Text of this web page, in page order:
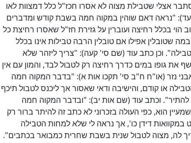
אצלי שטבילת מצוה לא אסרו חכז"ל כלל דמצוות לאו
קעד): "נראה דאם שוהין במקוה חמה בשבת קודש ומדברים
בכלל רחיצה ועוברין על גזירת חז"ל שאסרו רחיצת כל
שטובלין אפילו אם טובלין הרבה טבילות אינו בכלל
וכן כתב עוד (שם סי' קעה): "צריך ליזהר שלא
את גופו במים כדרך רחיצה רק לטבול לבד, והמון עם אין
אבני נזר (או"ח ח"ב סי' תקכו אות א): "בדבר המקוה חמה
או קודם, והישיבה ודאי שאסור אך ליכנס לטבול תיכף
וכתב עוד (שם אות יב): "ובדבר המקוה חמה
הוא, כפי העולה בזכרוני לא כתב זה להיתר ברור רק
דידן כו', אך נראה לי שלא למחות הטבילה
לה, מצוה לטבול שנית בשבת שחרית כמבואר בכתבים".